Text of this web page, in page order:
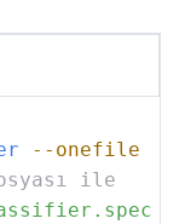
--onefile
ile